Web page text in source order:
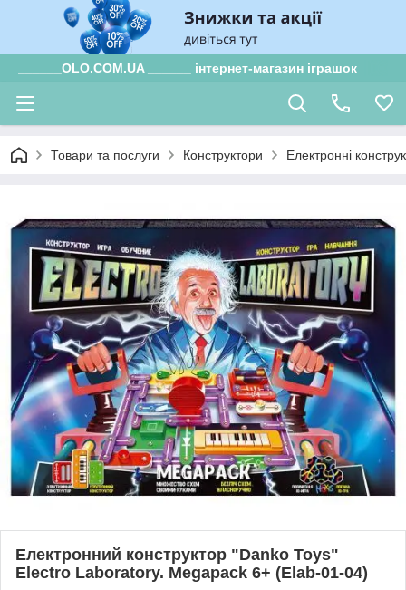
______OLO.COM.UA ______ інтернет-магазин іграшок
Товари та послуги Конструктори Електронні
Електронний конструктор "Danko Toys"
Electro Laboratory. Megapack 6+ (Elab-01-04)